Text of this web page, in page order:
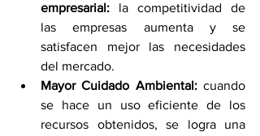
empresarial: la competitividad de
las empresas aumenta y se
satisfacen mejor las necesidades
del mercado.
Mayor Cuidado Ambiental: cuando
se hace un uso eficiente de los
recursos obtenidos, se logra una